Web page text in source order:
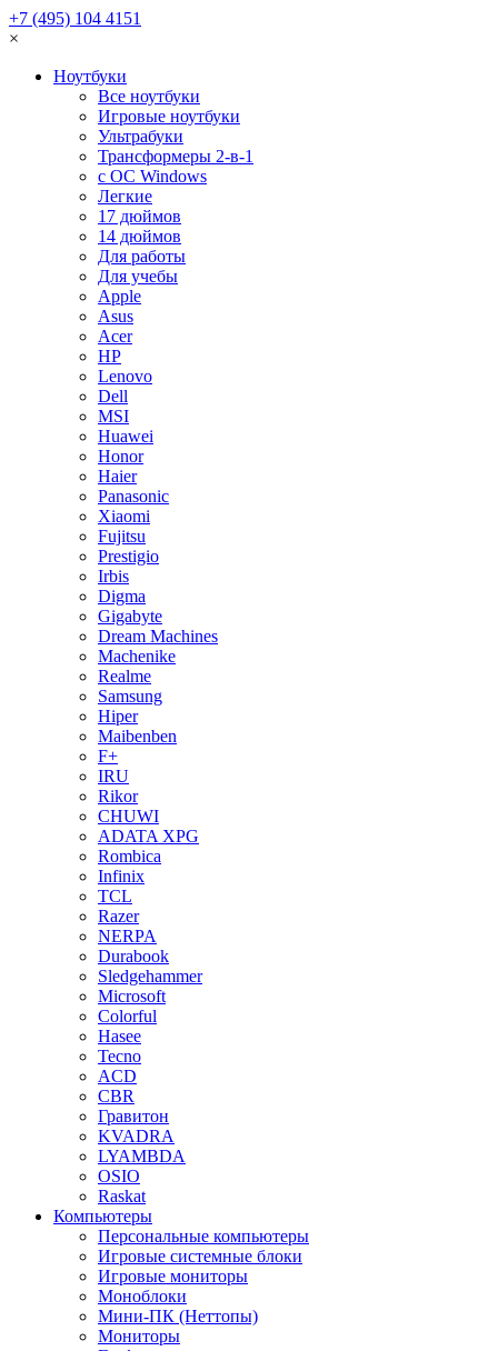
+7 (495) 104 4151
×
Ноутбуки
Все ноутбуки
Игровые ноутбуки
Ультрабуки
Трансформеры 2-в-1
с ОС Windows
Легкие
17 дюймов
14 дюймов
Для работы
Для учебы
Apple
Asus
Acer
HP
Lenovo
Dell
MSI
Huawei
Honor
Haier
Panasonic
Xiaomi
Fujitsu
Prestigio
Irbis
Digma
Gigabyte
Dream Machines
Machenike
Realme
Samsung
Hiper
Maibenben
F+
IRU
Rikor
CHUWI
ADATA XPG
Rombica
Infinix
TCL
Razer
NERPA
Durabook
Sledgehammer
Microsoft
Colorful
Hasee
Tecno
ACD
CBR
Гравитон
KVADRA
LYAMBDA
OSIO
Raskat
Компьютеры
Персональные компьютеры
Игровые системные блоки
Игровые мониторы
Моноблоки
Мини-ПК (Неттопы)
Мониторы